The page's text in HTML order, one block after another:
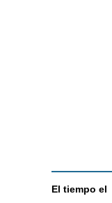
El tiempo el